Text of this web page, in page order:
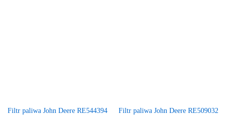
Filtr paliwa John Deere RE544394 Filtr paliwa John Deere RE509032